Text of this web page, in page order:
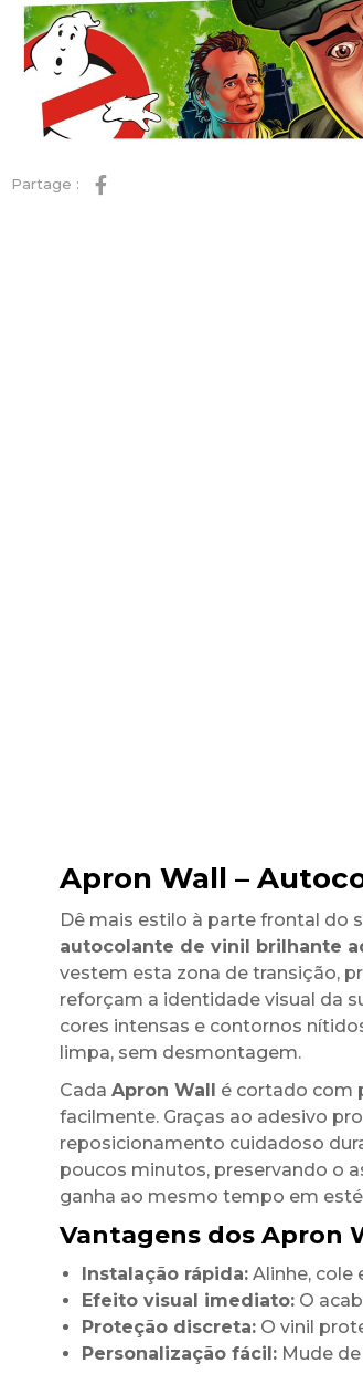
Partage :
Apron Wall –
Dê mais estilo à parte frontal do
autocolante de vinil brilhante
vestem esta zona de transição,
reforçam a identidade visual da
cores intensas e contornos
limpa, sem desmontagem.
Cada Apron Wall é cortado com
facilmente. Graças ao adesivo
reposicionamento cuidadoso
poucos minutos, preservando o
ganha ao mesmo tempo em
Vantagens dos Apron
Instalação rápida:Alinhe, cole
Efeito visual imediato:O
Proteção discreta:O vinil
Personalização fácil:Mude de